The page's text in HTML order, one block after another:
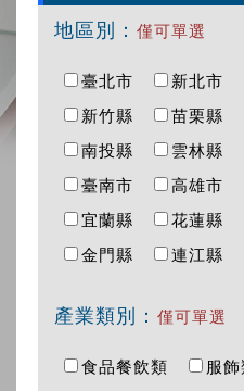
地區別： 僅可單選
臺北市 新北市
新竹縣
苗栗縣
南投縣
雲林縣
臺南市
高雄市
宜蘭縣
花蓮縣
金門縣
連江縣
產業類別： 僅可單選
食品餐飲類 服